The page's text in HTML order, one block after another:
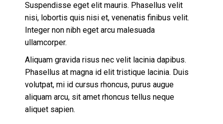
Suspendisse eget elit mauris. Phasellus velit
nisi, lobortis quis nisi et, venenatis finibus velit.
Integer non nibh eget arcu malesuada
ullamcorper.
Aliquam gravida risus nec velit lacinia dapibus.
Phasellus at magna id elit tristique lacinia. Duis
volutpat, mi id cursus rhoncus, purus augue
aliquam arcu, sit amet rhoncus tellus neque
aliquet sapien.